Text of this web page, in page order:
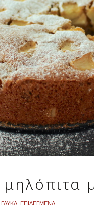
ΓΛΥΚΑ, ΕΠΙΛΕΓΜΕΝΑ